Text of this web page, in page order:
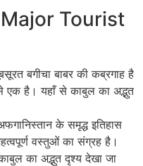
Tourist
बगीचा बाबर की कब्रगाह है
एक है। यहाँ से काबुल का अद्भुत
के समृद्ध इतिहास
वस्तुओं का संग्रह है।
का अद्भुत दृश्य देखा जा